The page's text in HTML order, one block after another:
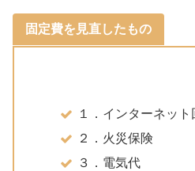
固定費を見直したもの
１．インターネット
２．火災保険
３．電気代